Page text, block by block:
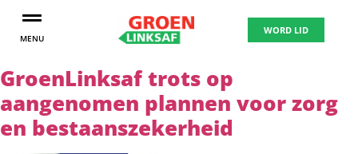
MENU
WORD LID
GroenLinksaf trots op
aangenomen plannen voor zorg
en bestaanszekerheid